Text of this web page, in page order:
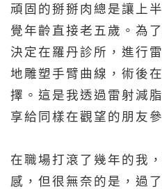
頑固的掰掰肉總是讓上
覺年齡直接老五歲。為
決定在羅丹診所，進行
地雕塑手臂曲線，術後
擇。這是我透過雷射減脂
享給同樣在觀望的朋友
在職場打滾了幾年的我
感，但很無奈的是，過